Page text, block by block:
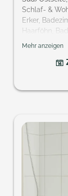
Schlaf- &
Erker,
Haarföhn,
Balkon;
Größe: ca. 42
Mehr anzeigen